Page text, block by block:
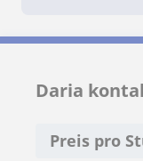
Daria
Preis pro